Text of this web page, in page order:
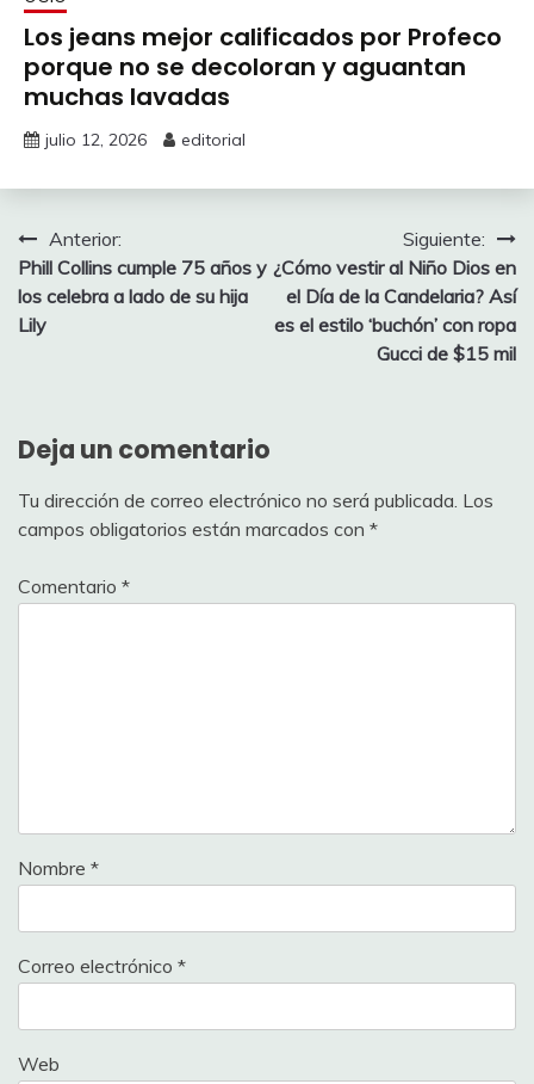
Los jeans mejor calificados por Profeco
porque no se decoloran y aguantan
muchas lavadas
julio 12, 2026 editorial
Navegación
de
entradas
Anterior:
Phill Collins cumple 75 años y
los celebra a lado de su hija
Lily
Siguiente:
¿Cómo vestir al Niño Dios en
el Día de la Candelaria? Así
es el estilo ‘buchón’ con ropa
Gucci de $15 mil
Deja un comentario
Tu dirección de correo electrónico no será publicada. Los
campos obligatorios están marcados con *
Comentario *
Nombre *
Correo electrónico *
Web